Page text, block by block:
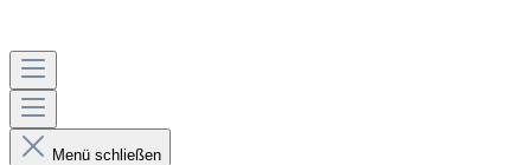
Menü schließen